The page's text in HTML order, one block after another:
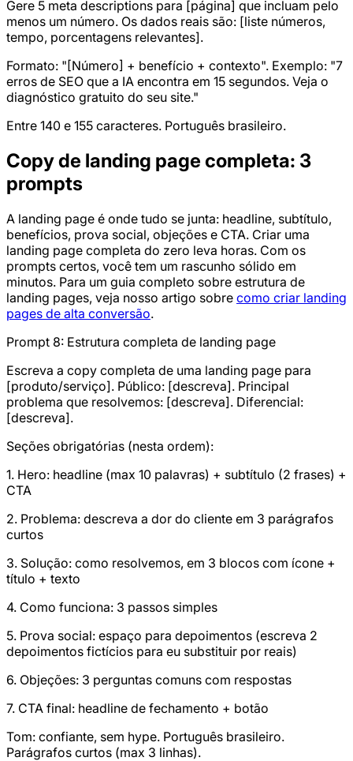
Gere 5 meta descriptions para [página] que incluam pelo
menos um número. Os dados reais são: [liste números,
tempo, porcentagens relevantes].
Formato: "[Número] + benefício + contexto". Exemplo: "7
erros de SEO que a IA encontra em 15 segundos. Veja o
diagnóstico gratuito do seu site."
Entre 140 e 155 caracteres. Português brasileiro.
Copy de landing page completa: 3
prompts
A landing page é onde tudo se junta: headline, subtítulo,
benefícios, prova social, objeções e CTA. Criar uma
landing page completa do zero leva horas. Com os
prompts certos, você tem um rascunho sólido em
minutos. Para um guia completo sobre estrutura de
landing pages, veja nosso artigo sobre como criar landing
pages de alta conversão.
Prompt 8: Estrutura completa de landing page
Escreva a copy completa de uma landing page para
[produto/serviço]. Público: [descreva]. Principal
problema que resolvemos: [descreva]. Diferencial:
[descreva].
Seções obrigatórias (nesta ordem):
1. Hero: headline (max 10 palavras) + subtítulo (2 frases) +
CTA
2. Problema: descreva a dor do cliente em 3 parágrafos
curtos
3. Solução: como resolvemos, em 3 blocos com ícone +
título + texto
4. Como funciona: 3 passos simples
5. Prova social: espaço para depoimentos (escreva 2
depoimentos fictícios para eu substituir por reais)
6. Objeções: 3 perguntas comuns com respostas
7. CTA final: headline de fechamento + botão
Tom: confiante, sem hype. Português brasileiro.
Parágrafos curtos (max 3 linhas).